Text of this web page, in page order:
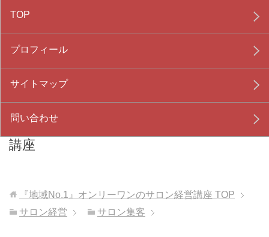
『地域No.1』オンリーワンのサロン経営
講座
TOP
プロフィール
サイトマップ
問い合わせ
『地域No.1』オンリーワンのサロン経営講座 TOP
サロン経営
サロン集客